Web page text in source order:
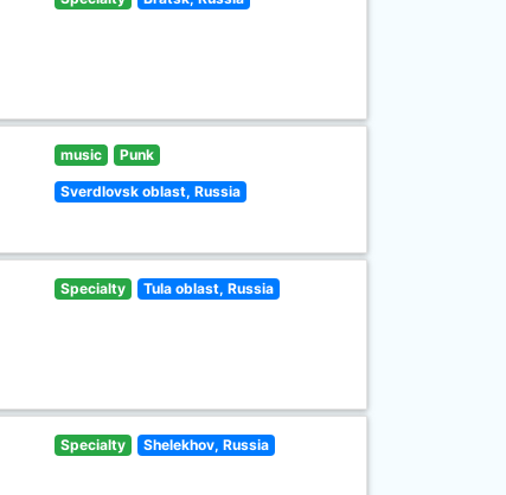
music Punk
Sverdlovsk oblast, Russia
Specialty Tula oblast, Russia
Specialty Shelekhov, Russia